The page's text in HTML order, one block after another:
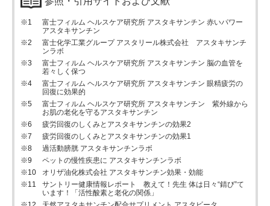
富士フィルム ヘルスケア研究所 アスタキサンチン 赤いパワー
アスタキサンチン
富士化学工業グループ アスタリール株式会社 アスタキサンチ
ンラボ
富士フィルム ヘルスケア研究所 アスタキサンチン 脳の血管を
若々しく保つ
富士フィルム ヘルスケア研究所 アスタキサンチン 眼精疲労の
回復に効果的
富士フィルム ヘルスケア研究所 アスタキサンチン 紫外線から
お肌の老化を守るアスタキサンチン
疲労回復のしくみとアスタキサンチンの効果2
疲労回復のしくみとアスタキサンチンの効果1
過活動膀胱 アスタキサンチンラボ
ペットの慢性疾患に アスタキサンチンラボ
オリザ油化株式会社 アスタキサンチン効果・効能
サントリー健康情報レポート 教えて！先生 体は日々“錆び”て
います！「活性酸素と老化の関係」